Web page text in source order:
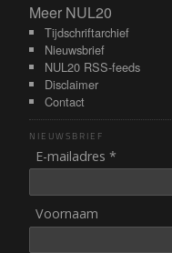
Meer NUL20
Meer NUL20
Tijdschriftarchief
Nieuwsbrief
NUL20 RSS-feeds
Disclaimer
Contact
NIEUWSBRIEF
E-mailadres *
Voornaam